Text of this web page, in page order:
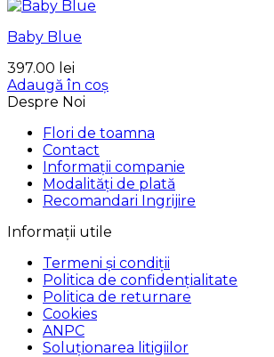
Baby Blue
397.00 lei
Adaugă în coș
Despre Noi
Flori de toamna
Contact
Informații companie
Modalități de plată
Recomandari Ingrijire
Informații utile
Termeni și condiții
Politica de confidențialitate
Politica de returnare
Cookies
ANPC
Soluționarea litigiilor